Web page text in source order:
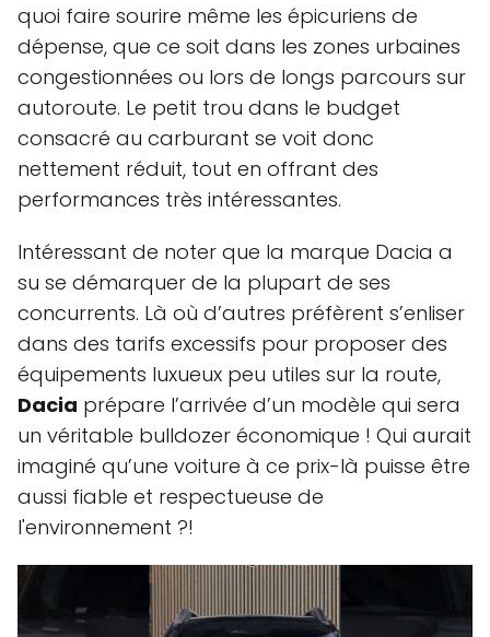
quoi faire sourire même les épicuriens de
dépense, que ce soit dans les zones urbaines
congestionnées ou lors de longs parcours sur
autoroute. Le petit trou dans le budget
consacré au carburant se voit donc
nettement réduit, tout en offrant des
performances très intéressantes.
Intéressant de noter que la marque Dacia a
su se démarquer de la plupart de ses
concurrents. Là où d’autres préfèrent s’enliser
dans des tarifs excessifs pour proposer des
équipements luxueux peu utiles sur la route,
Dacia prépare l’arrivée d’un modèle qui sera
un véritable bulldozer économique ! Qui aurait
imaginé qu’une voiture à ce prix-là puisse être
aussi fiable et respectueuse de
l'environnement ?!